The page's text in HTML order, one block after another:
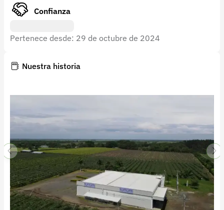
Confianza
Pertenece desde: 29 de octubre de 2024
Nuestra historia
Versión 5.44.0